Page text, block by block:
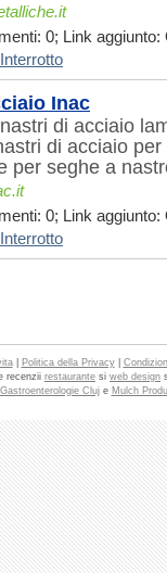
0; Link aggiunto:
Inac
di acciaio
di acciaio
per seghe a
0; Link aggiunto:
| Politica della Privacy|
recenzii restaurante si web design
Gastroenterologie Cluje Mulch